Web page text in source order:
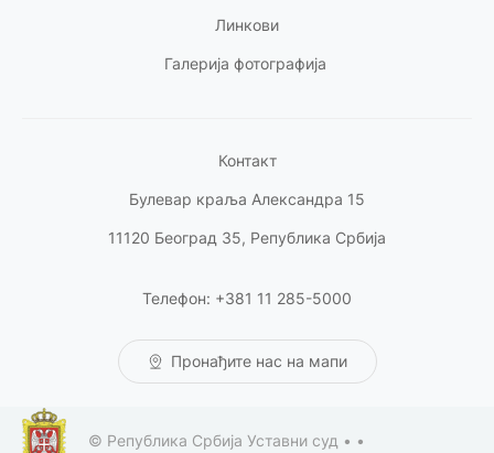
Линкови
Галерија фотографија
Контакт
Булевар краља Александра 15
11120 Београд 35, Република Србија
Телефон: +381 11 285-5000
Пронађите нас на мапи
© Република Србија Уставни суд • •